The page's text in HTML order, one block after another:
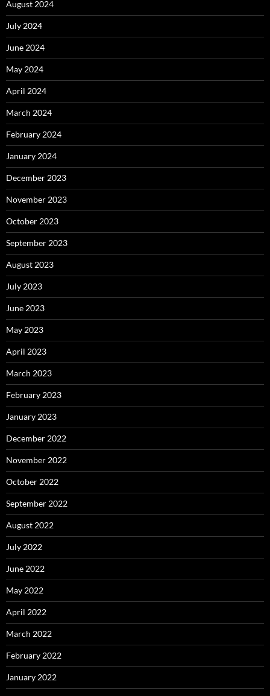
August 2024
July 2024
June 2024
May 2024
April 2024
March 2024
February 2024
January 2024
December 2023
November 2023
October 2023
September 2023
August 2023
July 2023
June 2023
May 2023
April 2023
March 2023
February 2023
January 2023
December 2022
November 2022
October 2022
September 2022
August 2022
July 2022
June 2022
May 2022
April 2022
March 2022
February 2022
January 2022